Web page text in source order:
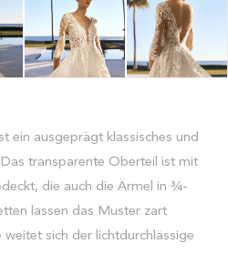
ein ausgeprägt klassisches und
transparente Oberteil ist mit
die auch die Ärmel in ¾-
lassen das Muster zart
weitet sich der lichtdurchlässige